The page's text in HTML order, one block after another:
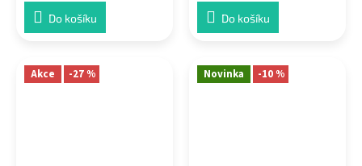
Do košíku
Do košíku
Akce -27 % Novinka -10 %